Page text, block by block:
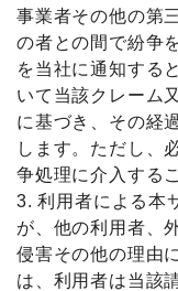
事業者その他の第
の者との間で紛争
を当社に通知する
いて当該クレーム
に基づき、その経
します。ただし、
争処理に介入する
3. 利用者による本
が、他の利用者、
侵害その他の理由
は、利用者は当該